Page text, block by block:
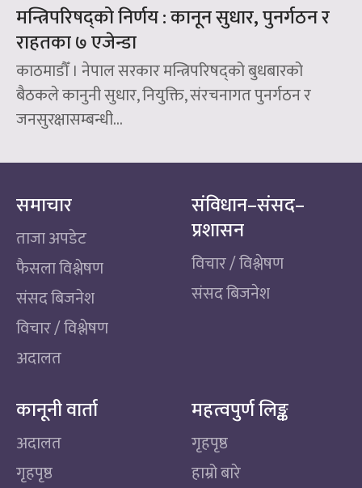
मन्त्रिपरिषद्को निर्णय : कानून सुधार, पुनर्गठन र
राहतका ७ एजेन्डा
काठमाडौँ । नेपाल सरकार मन्त्रिपरिषद्को बुधबारको
बैठकले कानुनी सुधार, नियुक्ति, संरचनागत पुनर्गठन र
जनसुरक्षासम्बन्धी...
समाचार
ताजा अपडेट
फैसला विश्लेषण
संसद बिजनेश
विचार / विश्लेषण
अदालत
संविधान–संसद–
प्रशासन
विचार / विश्लेषण
संसद बिजनेश
कानूनी वार्ता
अदालत
गृहपृष्ठ
महत्वपुर्ण लिङ्क
गृहपृष्ठ
हाम्रो बारे